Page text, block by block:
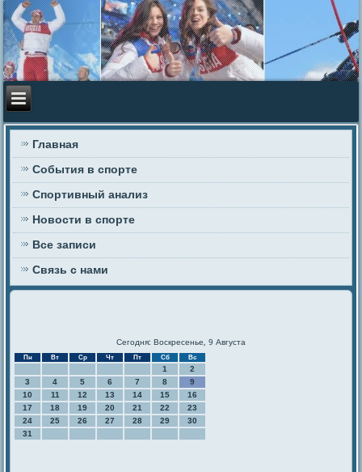
Главная
События в спорте
Спортивный анализ
Новости в спорте
Все записи
Связь с нами
Сегодня: Воскресенье, 9 Августа
Пн Вт Ср Чт Пт Сб Вс
1
2
3
4 5 6 7 8
9
10
11 12 13 14 15
16
17
18 19 20 21 22
23
24
25 26 27 28 29
30
31